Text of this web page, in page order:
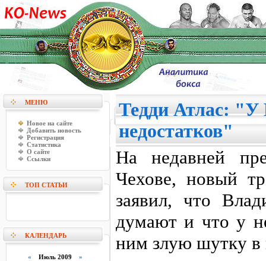
МЕНЮ
Новое на сайте
Добавить новость
Регистрация
Статистика
О сайте
Ссылки
ТОП СТАТЬИ
КАЛЕНДАРЬ
« Июль 2009 »
Тедди Атлас: "У
недостатков"
На недавней
Чехове, новый
заявил, что
думают и что у
ним злую шутку в